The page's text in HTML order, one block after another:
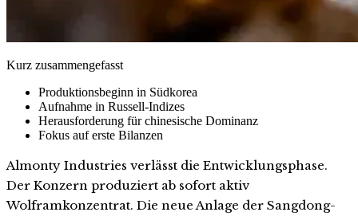
Kurz zusammengefasst
Produktionsbeginn in Südkorea
Aufnahme in Russell-Indizes
Herausforderung für chinesische Dominanz
Fokus auf erste Bilanzen
Almonty Industries verlässt die Entwicklungsphase.
Der Konzern produziert ab sofort aktiv
Wolframkonzentrat. Die neue Anlage der Sangdong-